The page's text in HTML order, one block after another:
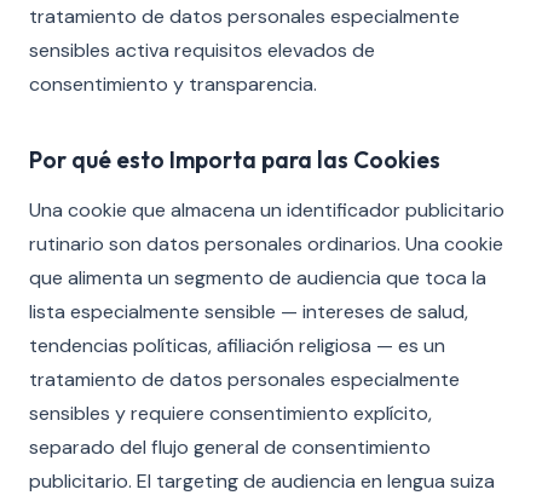
tratamiento de datos personales especialmente
sensibles activa requisitos elevados de
consentimiento y transparencia.
Por qué esto Importa para las Cookies
Una cookie que almacena un identificador publicitario
rutinario son datos personales ordinarios. Una cookie
que alimenta un segmento de audiencia que toca la
lista especialmente sensible — intereses de salud,
tendencias políticas, afiliación religiosa — es un
tratamiento de datos personales especialmente
sensibles y requiere consentimiento explícito,
separado del flujo general de consentimiento
publicitario. El targeting de audiencia en lengua suiza